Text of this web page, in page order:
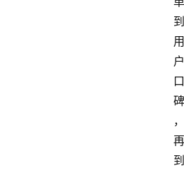
到
用
户
口
碑
，
再
到